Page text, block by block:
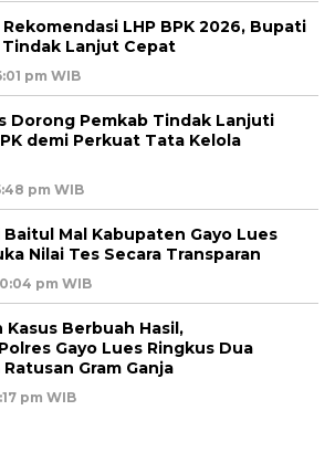
Rekomendasi LHP BPK 2026, Bupati
Tindak Lanjut Cepat
pm WIB
Dorong Pemkab Tindak Lanjuti
demi Perkuat Tata Kelola
pm WIB
Mal Kabupaten Gayo Lues
Nilai Tes Secara Transparan
pm WIB
Berbuah Hasil,
Gayo Lues Ringkus Dua
Gram Ganja
pm WIB